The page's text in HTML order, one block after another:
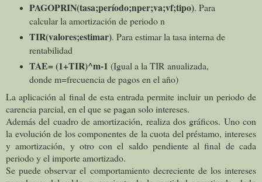
PAGOPRIN(tasa;período;nper;va;vf;tipo). Para
calcular la amortización de periodo n
TIR(valores;estimar). Para estimar la tasa interna de
rentabilidad
TAE= (1+TIR)^m-1 (Igual a la TIR anualizada,
donde m=frecuencia de pagos en el año)
La aplicación al final de esta entrada permite incluir un periodo de
carencia parcial, en el que se pagan solo intereses.
Además del cuadro de amortización, realiza dos gráficos. Uno con
la evolución de los componentes de la cuota del préstamo, intereses
y amortización, y otro con el saldo pendiente al final de cada
periodo y el importe amortizado.
Se puede observar el comportamiento decreciente de los intereses